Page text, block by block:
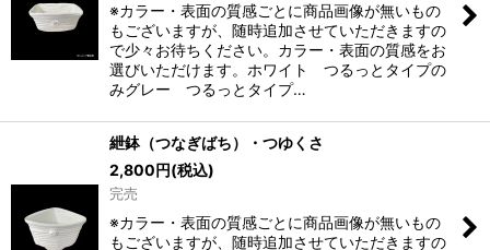
※カラー・表面の質感ごとに商品画像が無いもの
もございますが、随時追加させていただきますの
で少々お待ちください。カラー・表面の質感をお
選びいただけます。ホワイト つるっとタイプの
みグレー つるっとタイプ…
紲鉢（つなぎばち）・つゆくさ
2,800円(税込)
完売
※カラー・表面の質感ごとに商品画像が無いもの
もございますが、随時追加させていただきますの